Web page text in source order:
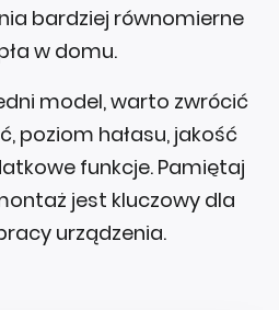
bardziej równomierne
w domu.
model, warto zwrócić
poziom hałasu, jakość
funkcje. Pamiętaj
jest kluczowy dla
urządzenia.